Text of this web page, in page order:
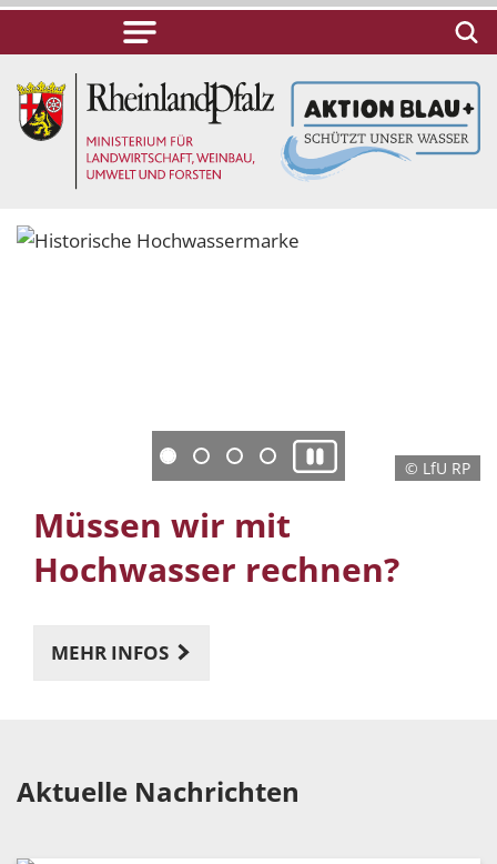
© LfU RP
Müssen wir mit
Hochwasser rechnen?
MEHR INFOS
Aktuelle Nachrichten